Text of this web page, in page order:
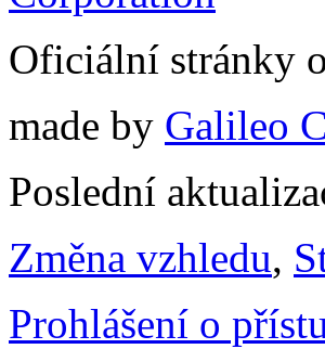
Oficiální stránky
made by Galileo
Poslední
Změna vzhledu,
Prohlášení o